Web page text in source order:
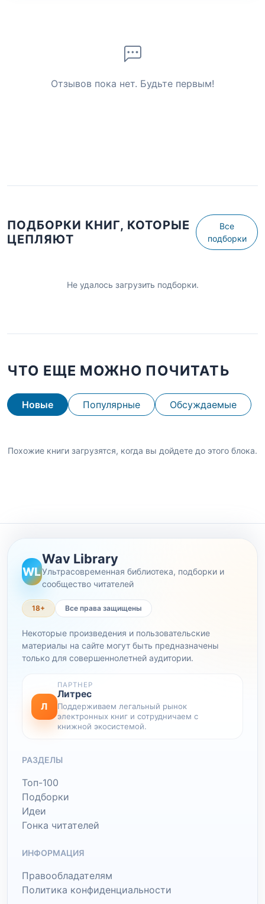
Отзывов пока нет. Будьте первым!
ПОДБОРКИ КНИГ, КОТОРЫЕ
ЦЕПЛЯЮТ
Все
подборки
Не удалось загрузить подборки.
ЧТО ЕЩЕ МОЖНО ПОЧИТАТЬ
Новые Популярные Обсуждаемые
Похожие книги загрузятся, когда вы дойдете до этого блока.
WL
Wav Library
Ультрасовременная библиотека, подборки и
сообщество читателей
18+ Все права защищены
Некоторые произведения и пользовательские
материалы на сайте могут быть предназначены
только для совершеннолетней аудитории.
Л
ПАРТНЕР
Литрес
Поддерживаем легальный рынок
электронных книг и сотрудничаем с
книжной экосистемой.
РАЗДЕЛЫ
Топ-100
Подборки
Идеи
Гонка читателей
ИНФОРМАЦИЯ
Правообладателям
Политика конфиденциальности